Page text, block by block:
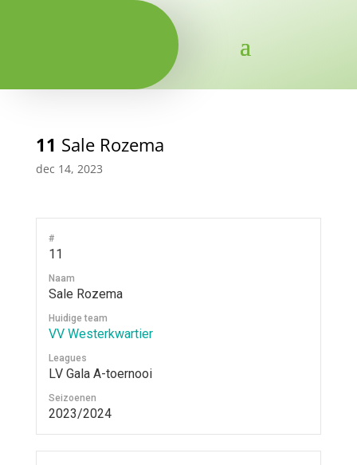
11 Sale Rozema
dec 14, 2023
#
11
Naam
Sale Rozema
Huidige team
VV Westerkwartier
Leagues
LV Gala A-toernooi
Seizoenen
2023/2024